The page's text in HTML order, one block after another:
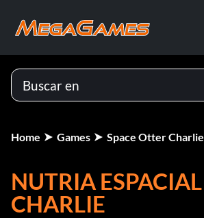
Home Games Space Otter Charlie
NUTRIA ESPACIAL
CHARLIE